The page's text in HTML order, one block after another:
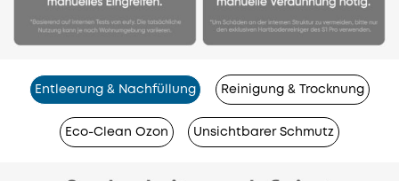
Entleerung & Nachfüllung Reinigung & Trocknung
Eco-Clean Ozon Unsichtbarer Schmutz